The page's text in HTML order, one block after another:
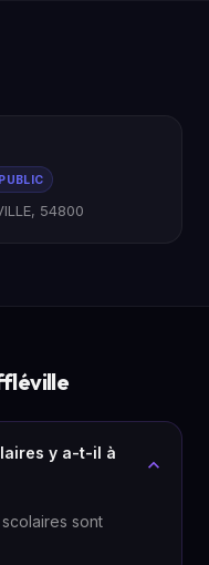
PUBLIC
54800
y a-t-il à
sont